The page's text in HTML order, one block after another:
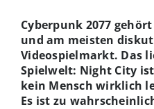
Cyberpunk 2077
und am meisten
Videospielmarkt. Das
Spielwelt: Night City
kein Mensch wirklich
Es ist zu